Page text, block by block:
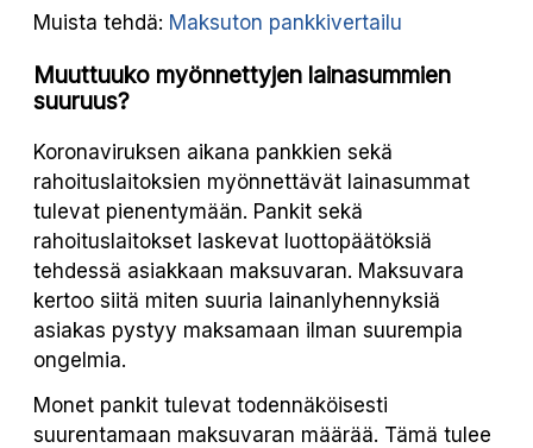
Muista tehdä: Maksuton pankkivertailu
Muuttuuko myönnettyjen lainasummien
suuruus?
Koronaviruksen aikana pankkien sekä
rahoituslaitoksien myönnettävät lainasummat
tulevat pienentymään. Pankit sekä
rahoituslaitokset laskevat luottopäätöksiä
tehdessä asiakkaan maksuvaran. Maksuvara
kertoo siitä miten suuria lainanlyhennyksiä
asiakas pystyy maksamaan ilman suurempia
ongelmia.
Monet pankit tulevat todennäköisesti
suurentamaan maksuvaran määrää. Tämä tulee